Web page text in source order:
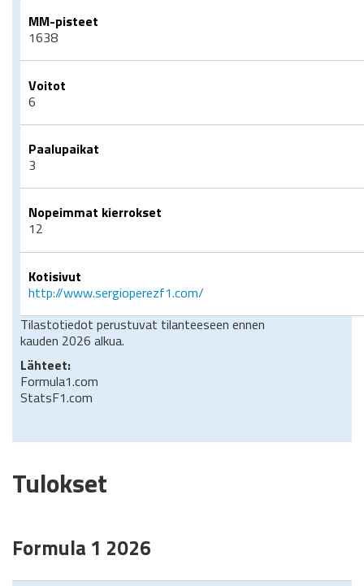
MM-pisteet
1638
Voitot
6
Paalupaikat
3
Nopeimmat kierrokset
12
Kotisivut
http://www.sergioperezf1.com/
Tilastotiedot perustuvat tilanteeseen ennen
kauden 2026 alkua.
Lähteet:
Formula1.com
StatsF1.com
Tulokset
Formula 1 2026